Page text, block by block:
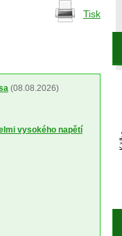
Tisk
(08.08.2026)
vysokého napětí